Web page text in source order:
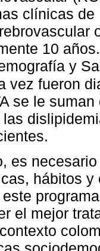
clínicas
10
y
vez fueron
se le
es
hábitos
el mejor